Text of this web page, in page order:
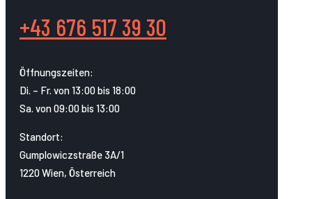
+43 676 517 39 30
Öffnungszeiten:
Di. – Fr. von 13:00 bis 18:00
Sa. von 09:00 bis 13:00
Standort:
Gumplowiczstraße 3A/1
1220 Wien, Österreich